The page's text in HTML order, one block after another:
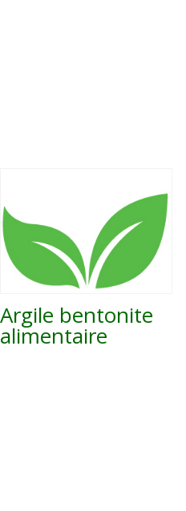
Argile bentonite
alimentaire